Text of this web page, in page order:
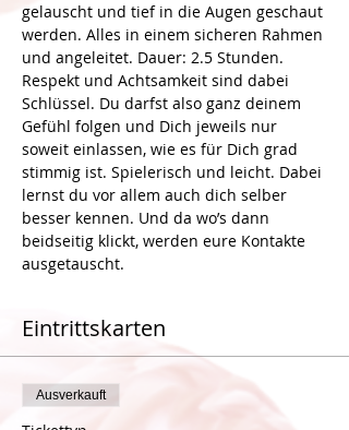
gelauscht und tief in die Augen geschaut
werden. Alles in einem sicheren Rahmen
und angeleitet. Dauer: 2.5 Stunden.
Respekt und Achtsamkeit sind dabei
Schlüssel. Du darfst also ganz deinem
Gefühl folgen und Dich jeweils nur
soweit einlassen, wie es für Dich grad
stimmig ist. Spielerisch und leicht. Dabei
lernst du vor allem auch dich selber
besser kennen. Und da wo’s dann
beidseitig klickt, werden eure Kontakte
Eintrittskarten
Ausverkauft